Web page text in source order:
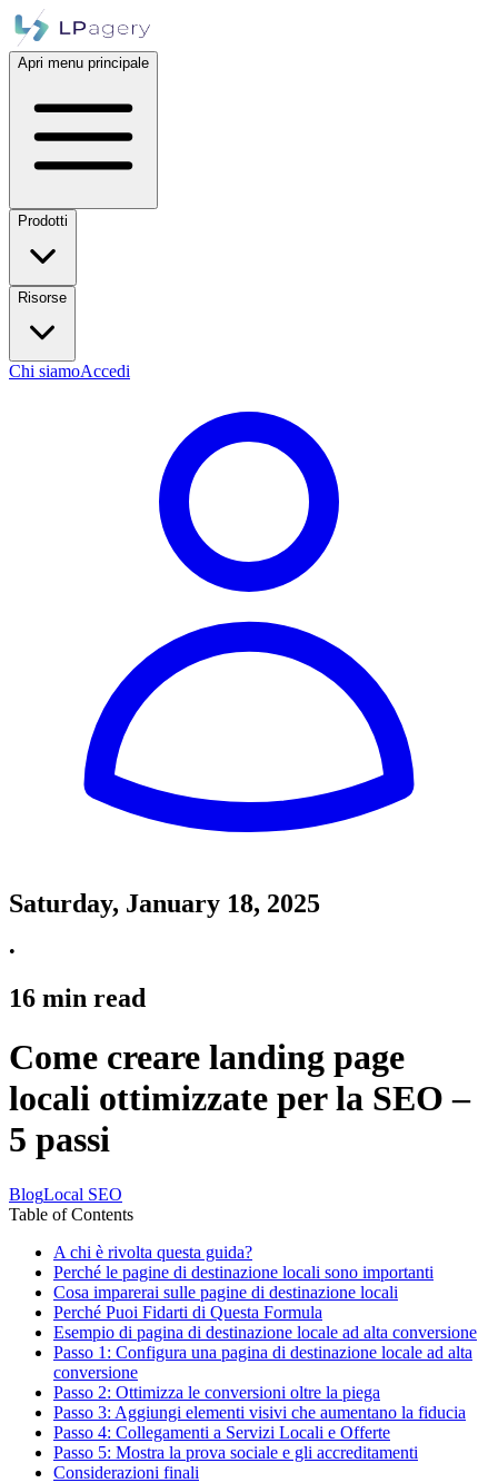
Apri menu principale
Prodotti
Risorse
Chi siamoAccedi
Saturday, January 18, 2025
•
16 min read
Come creare landing page
locali ottimizzate per la SEO –
5 passi
BlogLocal SEO
Table of Contents
A chi è rivolta questa guida?
Perché le pagine di destinazione locali sono importanti
Cosa imparerai sulle pagine di destinazione locali
Perché Puoi Fidarti di Questa Formula
Esempio di pagina di destinazione locale ad alta conversione
Passo 1: Configura una pagina di destinazione locale ad alta
conversione
Passo 2: Ottimizza le conversioni oltre la piega
Passo 3: Aggiungi elementi visivi che aumentano la fiducia
Passo 4: Collegamenti a Servizi Locali e Offerte
Passo 5: Mostra la prova sociale e gli accreditamenti
Considerazioni finali